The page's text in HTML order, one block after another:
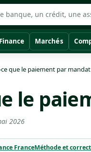
Finance Marchés
que le paiement par mandat
le
2026
FranceMéthode et